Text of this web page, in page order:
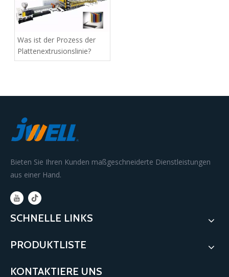
Was ist der Prozess der
Plattenextrusionslinie?
Bieten Sie Ihren Kunden maßgeschneiderte Dienstleistungen
aus einer Hand.
SCHNELLE LINKS
PRODUKTLISTE
KONTAKTIERE UNS